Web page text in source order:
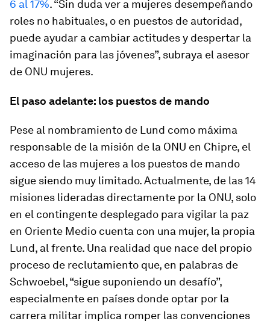
6 al 17%. “Sin duda ver a mujeres desempeñando
roles no habituales, o en puestos de autoridad,
puede ayudar a cambiar actitudes y despertar la
imaginación para las jóvenes”, subraya el asesor
de ONU mujeres.
El paso adelante: los puestos de mando
Pese al nombramiento de Lund como máxima
responsable de la misión de la ONU en Chipre, el
acceso de las mujeres a los puestos de mando
sigue siendo muy limitado. Actualmente, de las 14
misiones lideradas directamente por la ONU, solo
en el contingente desplegado para vigilar la paz
en Oriente Medio cuenta con una mujer, la propia
Lund, al frente. Una realidad que nace del propio
proceso de reclutamiento que, en palabras de
Schwoebel, “sigue suponiendo un desafío”,
especialmente en países donde optar por la
carrera militar implica romper las convenciones